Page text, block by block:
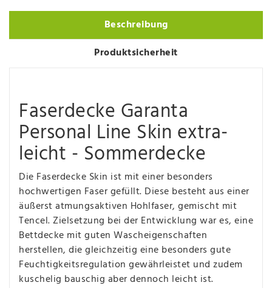
Beschreibung
Produktsicherheit
Faserdecke Garanta
Personal Line Skin extra-
leicht - Sommerdecke
Die Faserdecke Skin ist mit einer besonders
hochwertigen Faser gefüllt. Diese besteht aus einer
äußerst atmungsaktiven Hohlfaser, gemischt mit
Tencel. Zielsetzung bei der Entwicklung war es, eine
Bettdecke mit guten Wascheigenschaften
herstellen, die gleichzeitig eine besonders gute
Feuchtigkeitsregulation gewährleistet und zudem
kuschelig bauschig aber dennoch leicht ist.